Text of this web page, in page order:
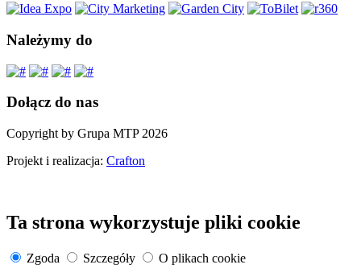
Należymy do
Dołącz do nas
Copyright by Grupa MTP 2026
Projekt i realizacja: Crafton
Ta strona wykorzystuje pliki cookie
Zgoda Szczegóły
O plikach cookie